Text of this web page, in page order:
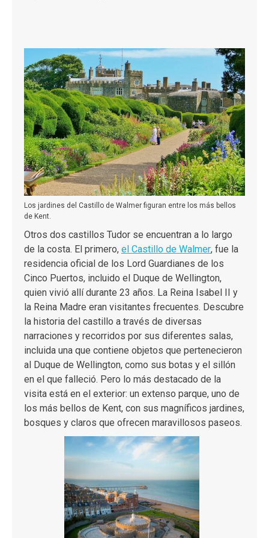
Los jardines del Castillo de Walmer figuran entre los más bellos
de Kent.
Otros dos castillos Tudor se encuentran a lo largo
de la costa. El primero, el Castillo de Walmer, fue la
residencia oficial de los Lord Guardianes de los
Cinco Puertos, incluido el Duque de Wellington,
quien vivió allí durante 23 años. La Reina Isabel II y
la Reina Madre eran visitantes frecuentes. Descubre
la historia del castillo a través de diversas
narraciones y recorridos por sus diferentes salas,
incluida una que contiene objetos que pertenecieron
al Duque de Wellington, como sus botas y el sillón
en el que falleció. Pero lo más destacado de la
visita está en el exterior: un extenso parque, uno de
los más bellos de Kent, con sus magníficos jardines,
bosques y claros que ofrecen maravillosos paseos.